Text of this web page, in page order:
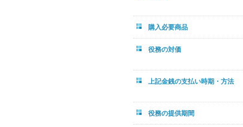
購入必要商品
役務の対価
上記金銭の支払い時期・方法
役務の提供期間